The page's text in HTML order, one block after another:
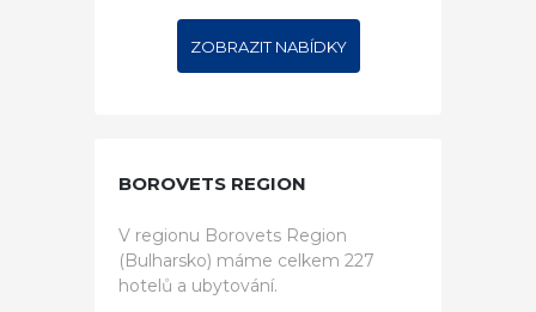
ZOBRAZIT NABÍDKY
BOROVETS REGION
V regionu Borovets Region
(Bulharsko) máme celkem 227
hotelů a ubytování.